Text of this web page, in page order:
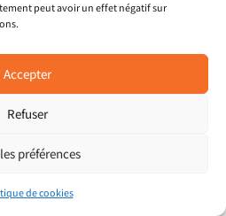
peut avoir un effet négatif sur
Accepter
Refuser
préférences
de cookies